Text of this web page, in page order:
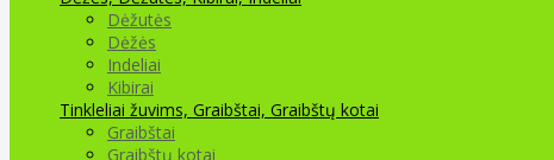
Dėžutės
Dėžės
Indeliai
Kibirai
Tinkleliai žuvims, Graibštai, Graibštų kotai
Graibštai
Graibštų kotai